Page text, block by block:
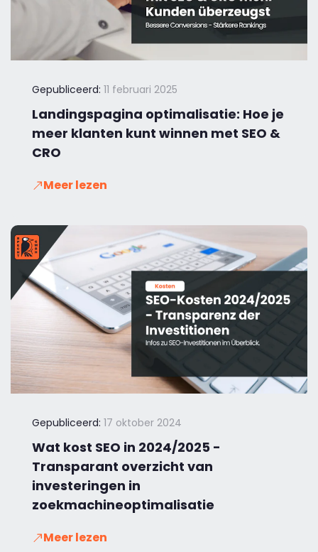
Gepubliceerd: 11 februari 2025
Landingspagina optimalisatie: Hoe je
meer klanten kunt winnen met SEO &
CRO
Meer lezen
Gepubliceerd: 17 oktober 2024
Wat kost SEO in 2024/2025 -
Transparant overzicht van
investeringen in
zoekmachineoptimalisatie
Meer lezen